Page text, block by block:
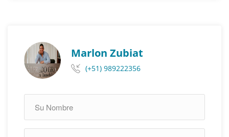
Marlon Zubiat
(+51) 989222356